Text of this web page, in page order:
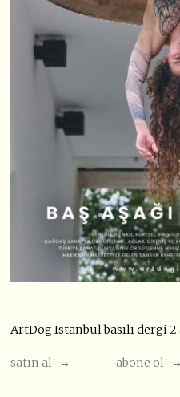
ArtDog Istanbul basılı dergi 2
satın al → abone ol →